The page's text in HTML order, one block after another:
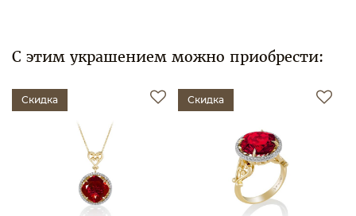
С этим украшением можно приобрести:
Скидка Скидка